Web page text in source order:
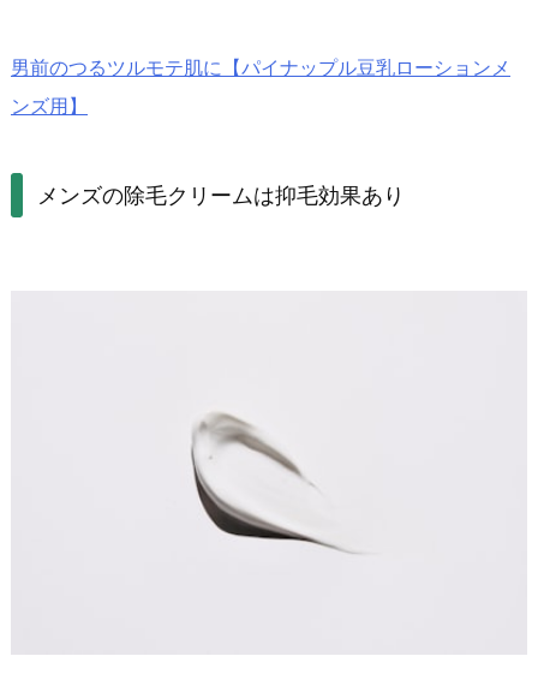
男前のつるツルモテ肌に【パイナップル豆乳ローションメ
ンズ用】
メンズの除毛クリームは抑毛効果あり